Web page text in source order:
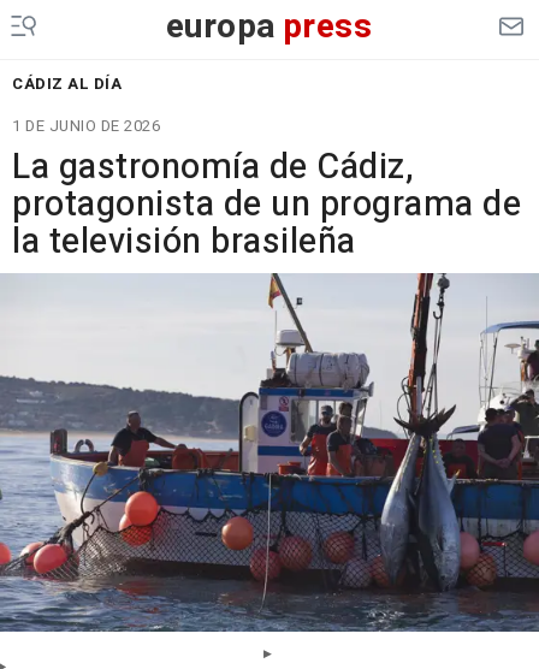
europa press
CÁDIZ AL DÍA
1 DE JUNIO DE 2026
La gastronomía de Cádiz,
protagonista de un programa de
la televisión brasileña